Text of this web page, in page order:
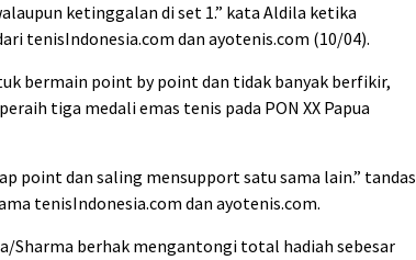
ketinggalan di set 1.” kata Aldila ketika
tenisIndonesia.com dan ayotenis.com (10/04).
bermain point by point dan tidak banyak berfikir,
tiga medali emas tenis pada PON XX Papua
point dan saling mensupport satu sama lain.” tandas
tenisIndonesia.com dan ayotenis.com.
Sharma berhak mengantongi total hadiah sebesar